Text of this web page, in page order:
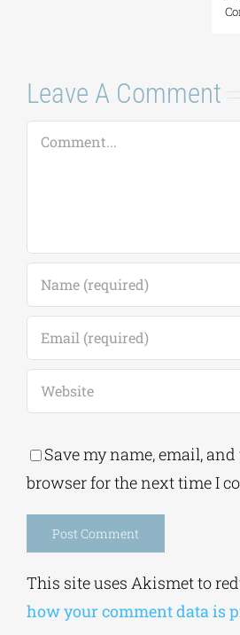
Leave A Comment
Comment
Save my name, email,
browser for the next time I
This site uses Akismet to
how your comment data is